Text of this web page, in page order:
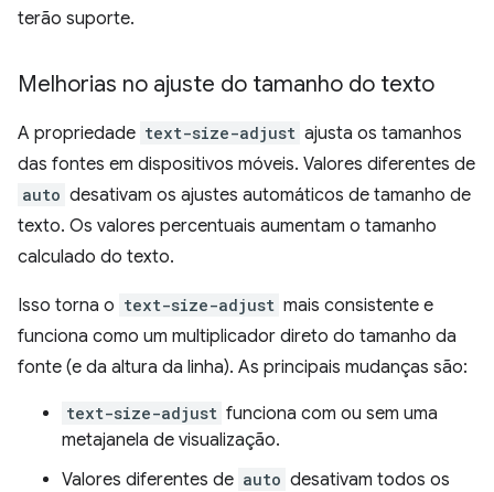
terão suporte.
Melhorias no ajuste do tamanho do texto
A propriedade text-size-adjust ajusta os tamanhos
das fontes em dispositivos móveis. Valores diferentes de
auto desativam os ajustes automáticos de tamanho de
texto. Os valores percentuais aumentam o tamanho
calculado do texto.
Isso torna o text-size-adjust mais consistente e
funciona como um multiplicador direto do tamanho da
fonte (e da altura da linha). As principais mudanças são:
text-size-adjust funciona com ou sem uma
metajanela de visualização.
Valores diferentes de auto desativam todos os